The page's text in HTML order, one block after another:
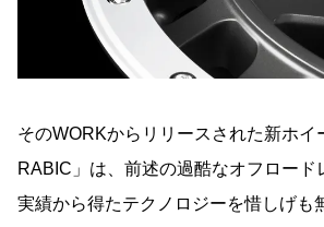
そのWORKからリリースされた新ホイ
RABIC」は、前述の過酷なオフロード
実績から得たテクノロジーを惜しげも